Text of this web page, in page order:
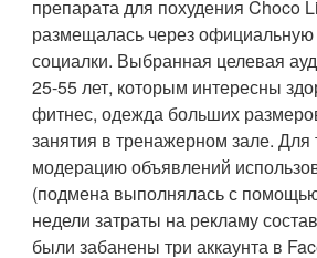
препарата для похудения Choco
размещалась через
социалки. Выбранная целевая
25-55 лет, которым интересны
фитнес, одежда больших
занятия в тренажерном зале. Для
модерацию объявлений
(подмена выполнялась с
недели затраты на рекламу
были забанены три аккаунта в